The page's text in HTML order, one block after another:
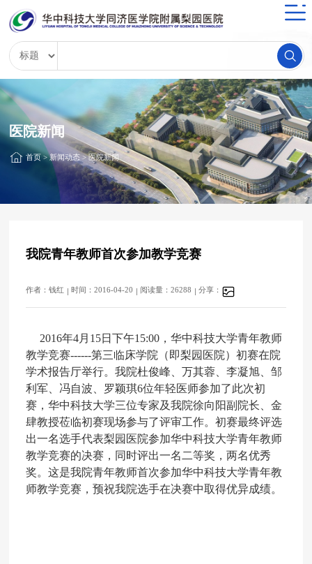
医院新闻
首页>新闻动态>医院新闻
我院青年教师首次参加教学竞赛
作者：钱红 时间：2016-04-20 阅读量：26288 分享：
2016年4月 15日下午15:00 ，华中科技大学青年教师
教学竞赛------第三临床学院（即梨园医院）初赛在院
学术报告厅举行。我院杜俊峰、万其蓉、李凝旭、邹
利军、冯自波、罗颖琪6位年轻医师参加了此次初
赛，华中科技大学三位专家及我院徐向阳副院长、金
肆教授莅临初赛现场参与了评审工作。初赛最终评选
出一名选手代表梨园医院参加华中科技大学青年教师
教学竞赛的决赛，同时评出一名二等奖，两名优秀
奖。这是我院青年教师首次参加华中科技大学青年教
师教学竞赛，预祝我院选手在决赛中取得优异成绩。